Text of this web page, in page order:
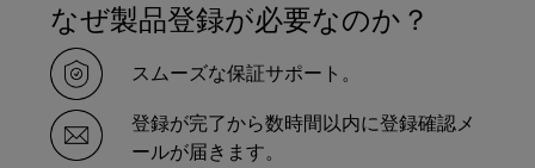
なぜ製品登録が必要なのか？
スムーズな保証サポート。
登録が完了から数時間以内に登録確認メ
ールが届きます。